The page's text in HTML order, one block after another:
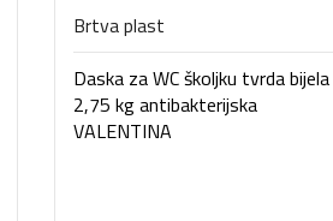
Brtva plast
Daska za WC školjku tvrda bijela
2,75 kg antibakterijska
VALENTINA